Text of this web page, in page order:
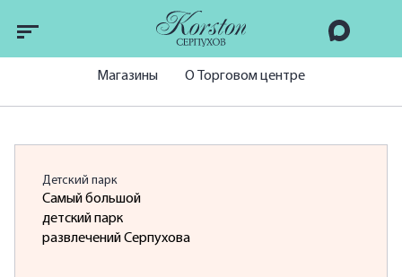
Магазины О Торговом центре
Детский парк
Самый большой
детский парк
развлечений Серпухова